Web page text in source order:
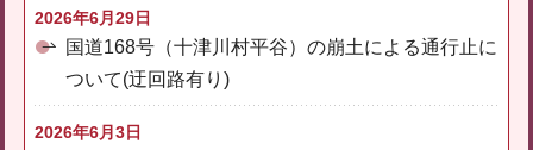
2026年6月29日
国道168号（十津川村平谷）の崩土による通行止に
ついて(迂回路有り)
2026年6月3日